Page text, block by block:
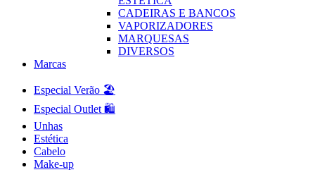
CADEIRAS E BANCOS
VAPORIZADORES
MARQUESAS
DIVERSOS
Marcas
Especial Verão 🏖️
Especial Outlet 🛍️
Unhas
Estética
Cabelo
Make-up